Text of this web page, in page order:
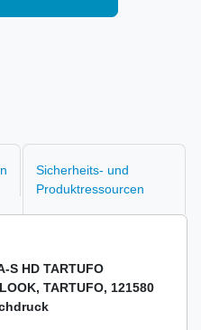
Sicherheits- und
Produktressourcen
S HD TARTUFO
TARTUFO, 121580